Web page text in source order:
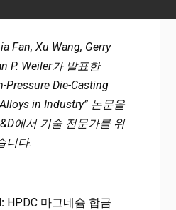
신: HPDC 마그네슘 합금 적용 기
층 분석
Fan, Xu Wang, Gerry
P. Weiler가 발표한
Pressure Die-Casting
in Industry” 논문을
에서 기술 전문가를 위
니다.
HPDC 마그네슘 합금